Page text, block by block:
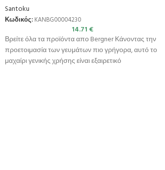
Santoku
Κωδικός: KANBG00004230
14.71 €
Βρείτε όλα τα προϊόντα απο Bergner Κάνοντας την
προετοιμασία των γευμάτων πιο γρήγορα, αυτό το
μαχαίρι γενικής χρήσης είναι εξαιρετικό